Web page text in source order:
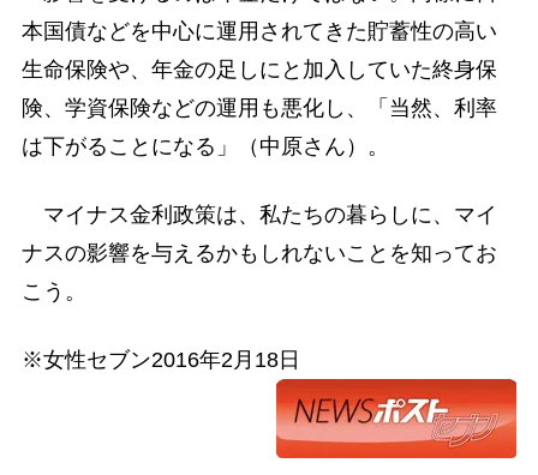
本国債などを中心に運用されてきた貯蓄性の高い
生命保険や、年金の足しにと加入していた終身保
険、学資保険などの運用も悪化し、「当然、利率
は下がることになる」（中原さん）。
マイナス金利政策は、私たちの暮らしに、マイ
ナスの影響を与えるかもしれないことを知ってお
こう。
※女性セブン2016年2月18日